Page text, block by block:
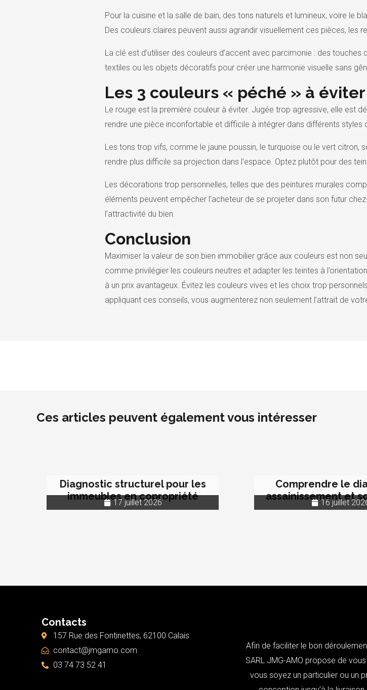
Pour la cuisine et la salle de bain, des tons naturels et lumineux, voire le
Des couleurs claires peuvent aussi agrandir visuellement ces pièces, les
La clé est d’utiliser des couleurs d’accent avec parcimonie : des
textiles ou les objets décoratifs pour créer une harmonie visuelle sans
Les 3 couleurs « péché » à
Le rouge est la première couleur à éviter. Jugée trop agressive, elle est
rendre une pièce inconfortable et difficile à intégrer dans différents
Les tons trop vifs, comme le jaune poussin, le turquoise ou le vert citron,
rendre plus difficile sa projection dans l’espace. Optez plutôt pour des
Les décorations trop personnelles, telles que des peintures murales
éléments peuvent empêcher l’acheteur de se projeter dans son futur
l’attractivité du bien.
Conclusion
Maximiser la valeur de son bien immobilier grâce aux couleurs est non
comme privilégier les couleurs neutres et adapter les teintes à
à un prix avantageux. Évitez les couleurs vives et les choix trop
appliquant ces conseils, vous augmenterez non seulement l’attrait de
Ces articles peuvent également vous intéresser
Diagnostic structurel pour les
immeubles en copropriété
17 juillet 2026
Comprendre le
assainissement et
16 juillet
Contacts
157 Rue des Fontinettes, 62100 Calais
contact@jmgamo.com
03 74 73 52 41
Afin de faciliter le bon
SARL JMG-AMO propose de
vous soyez un particulier ou un